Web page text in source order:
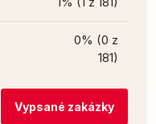
0% (0 z
181)
Vypsané zakázky